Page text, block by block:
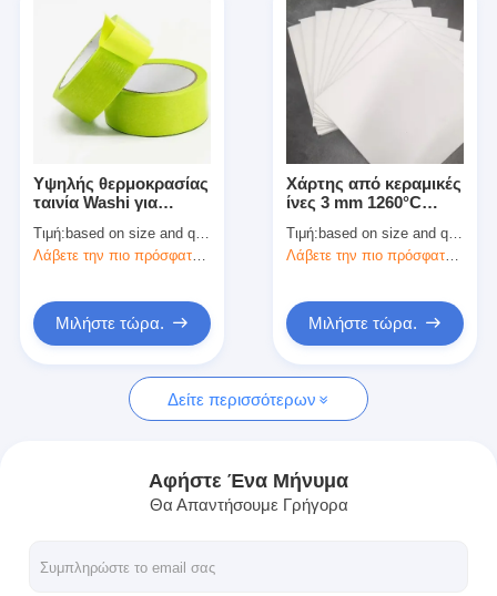
Προϊόντα
Περίπου εμείς
Γύρος εργοστασίων
Μας ελάτε σε επαφή με
Συγκολλητική ταινία μόνωσης
Ταινία μόνωσης υφασμάτων γυαλιού
Ανθεκτική στη θερμότητα ταινία μόνωσης
Κολλητική ταινία ταινιών Polyimide
Κολλητική ταινία φύλλων αλουμινίου αργιλίου
Υψηλής θερμοκρασίας
ταινία Washi για
Τιμή: based on size and quantity
Λάβετε την πιο πρόσφατη τιμή
Μιλήστε τώρα.
Χάρτης από κεραμικές
ίνες 3 mm 1260°C
υψηλής θερμοκρασίας
Τιμή: based on size and quantity
Μιλήστε τώρα.
Δείτε περισσότερων
Αφήστε Ένα Μήνυμα
Θα Απαντήσουμε Γρήγορα